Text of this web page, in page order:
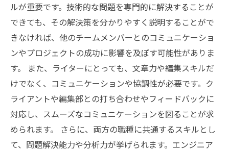
ルが重要です。技術的な問題を専門的に解決することが
できても、その解決策を分かりやすく説明することがで
きなければ、他のチームメンバーとのコミュニケーショ
ンやプロジェクトの成功に影響を及ぼす可能性がありま
す。 また、ライターにとっても、文章力や編集スキルだ
けでなく、コミュニケーションや協調性が必要です。ク
ライアントや編集部との打ち合わせやフィードバックに
対応し、スムーズなコミュニケーションを図ることが求
められます。 さらに、両方の職種に共通するスキルとし
て、問題解決能力や分析力が挙げられます。エンジニア